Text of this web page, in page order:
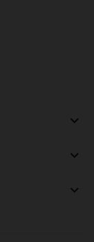


keyboard_arrow_down